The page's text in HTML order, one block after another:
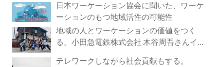
日本ワーケーション協会に聞いた、ワーケ
ーションのもつ地域活性の可能性
地域の人とワーケーションの価値をつく
る。小田急電鉄株式会社 木谷周吾さんイン
テレワークしながら社会貢献もする。